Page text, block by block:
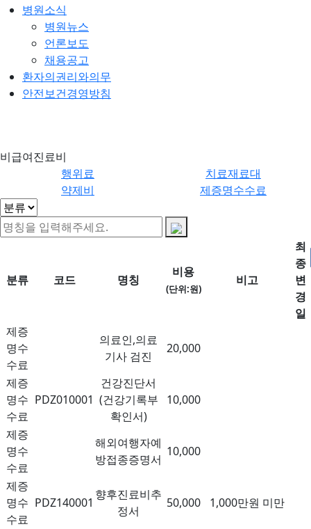
병원소식
병원뉴스
언론보도
채용공고
환자의권리와의무
안전보건경영방침
비
비급여진료비
행위료
치료재료대
약제비
제증명수수료
분류 코드 명칭
비용
(단위:원)
비고
최
종
변
경
일
제증
명수
수료
의료인,의료
기사 검진
20,000
제증
명수
수료
PDZ010001
건강진단서
(건강기록부
확인서)
10,000
제증
명수
수료
해외여행자예
방접종증명서
10,000
제증
명수
수료
PDZ140001
향후진료비추
정서
50,000 1,000만원 미만